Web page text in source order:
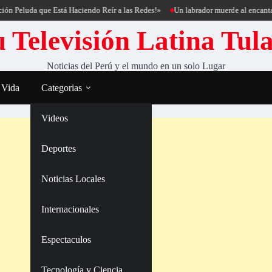
que Está Haciendo Reír a las Redes!» Un labrador muerde al encantador
Televisión Latina
Noticias del Perú y el mundo en un solo Lugar
Categorias
Videos
Deportes
Noticias Locales
Internacionales
Espectaculos
Tecnología y Ciencia